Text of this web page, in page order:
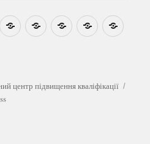
Про
центр
План
графік
Розумовські
зустрічі
Реєстрація
центр підвищення кваліфікації